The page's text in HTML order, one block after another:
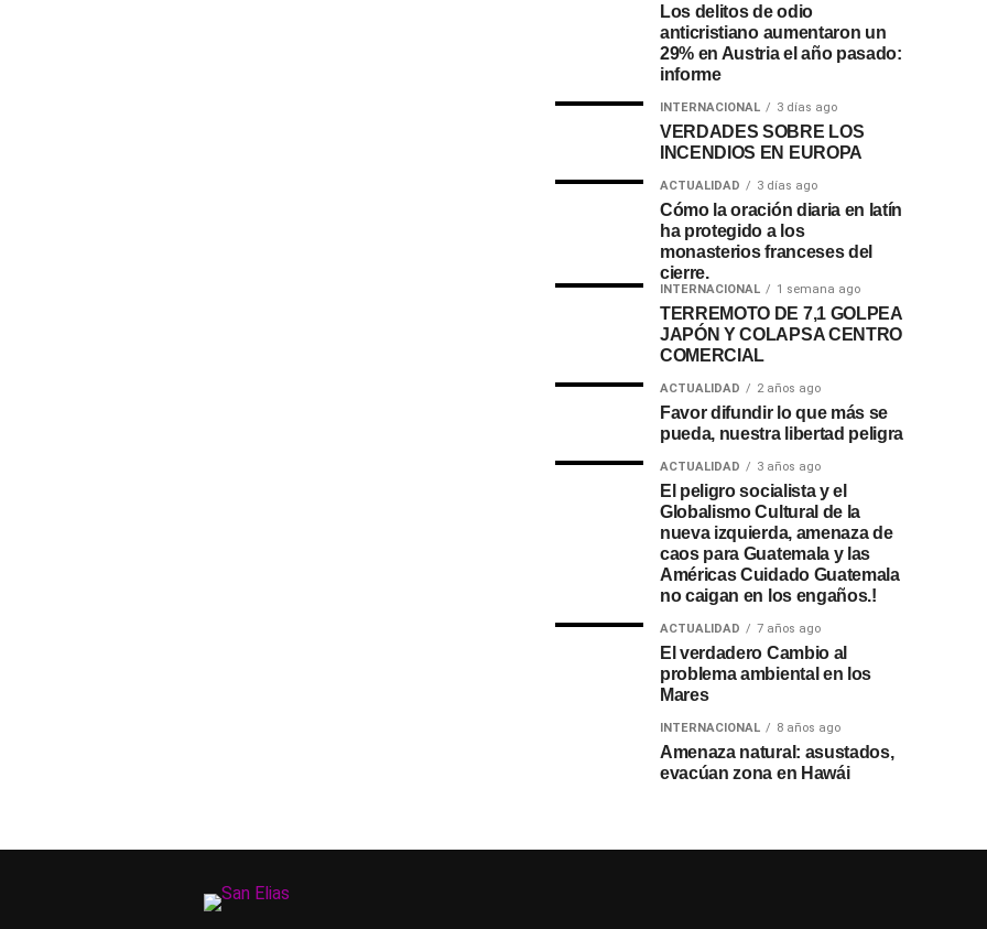
Los delitos de odio
anticristiano aumentaron un
29% en Austria el año pasado:
informe
INTERNACIONAL 3 días ago
VERDADES SOBRE LOS
INCENDIOS EN EUROPA
ACTUALIDAD 3 días ago
Cómo la oración diaria en latín
ha protegido a los
monasterios franceses del
cierre.
INTERNACIONAL 1 semana ago
TERREMOTO DE 7,1 GOLPEA
JAPÓN Y COLAPSA CENTRO
COMERCIAL
ACTUALIDAD 2 años ago
Favor difundir lo que más se
pueda, nuestra libertad peligra
ACTUALIDAD 3 años ago
El peligro socialista y el
Globalismo Cultural de la
nueva izquierda, amenaza de
caos para Guatemala y las
Américas Cuidado Guatemala
no caigan en los engaños.!
ACTUALIDAD 7 años ago
El verdadero Cambio al
problema ambiental en los
Mares
INTERNACIONAL 8 años ago
Amenaza natural: asustados,
evacúan zona en Hawái